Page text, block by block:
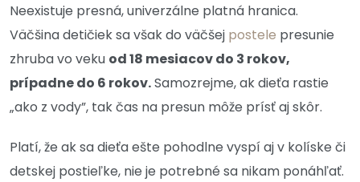
Neexistuje presná, univerzálne platná hranica.
Väčšina detičiek sa však do väčšej postele presunie
zhruba vo veku od 18 mesiacov do 3 rokov,
prípadne do 6 rokov.Samozrejme, ak dieťa rastie
„ako z vody”, tak čas na presun môže prísť aj skôr.
Platí, že ak sa dieťa ešte pohodlne vyspí aj v kolíske či
detskej postieľke, nie je potrebné sa nikam ponáhľať.